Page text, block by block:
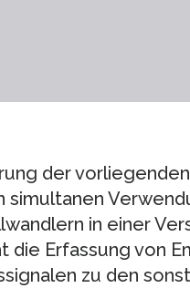
der
simultanen
in einer
die Erfassung von
zu den